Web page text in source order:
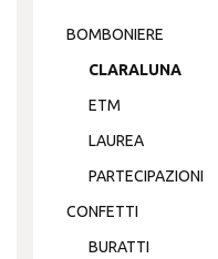
BOMBONIERE
CLARALUNA
ETM
LAUREA
PARTECIPAZIONI
CONFETTI
BURATTI